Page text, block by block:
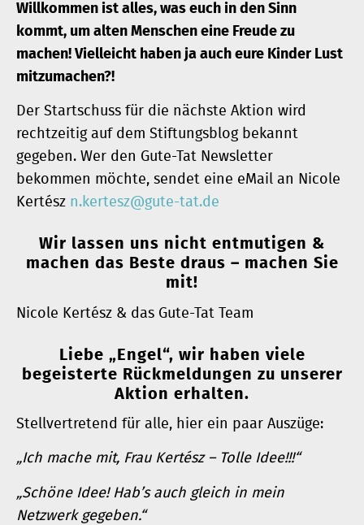
Willkommen ist alles, was euch in den Sinn
kommt, um alten Menschen eine Freude zu
machen! Vielleicht haben ja auch eure Kinder Lust
mitzumachen?!
Der Startschuss für die nächste Aktion wird
rechtzeitig auf dem Stiftungsblog bekannt
gegeben. Wer den Gute-Tat Newsletter
bekommen möchte, sendet eine eMail an Nicole
Kertész n.kertesz@gute-tat.de
Wir lassen uns nicht entmutigen &
machen das Beste draus – machen Sie
mit!
Nicole Kertész & das Gute-Tat Team
Liebe „Engel“, wir haben viele
begeisterte Rückmeldungen zu unserer
Aktion erhalten.
Stellvertretend für alle, hier ein paar Auszüge:
„Ich mache mit, Frau Kertész – Tolle Idee!!!“
„Schöne Idee! Hab’s auch gleich in mein
Netzwerk gegeben.“